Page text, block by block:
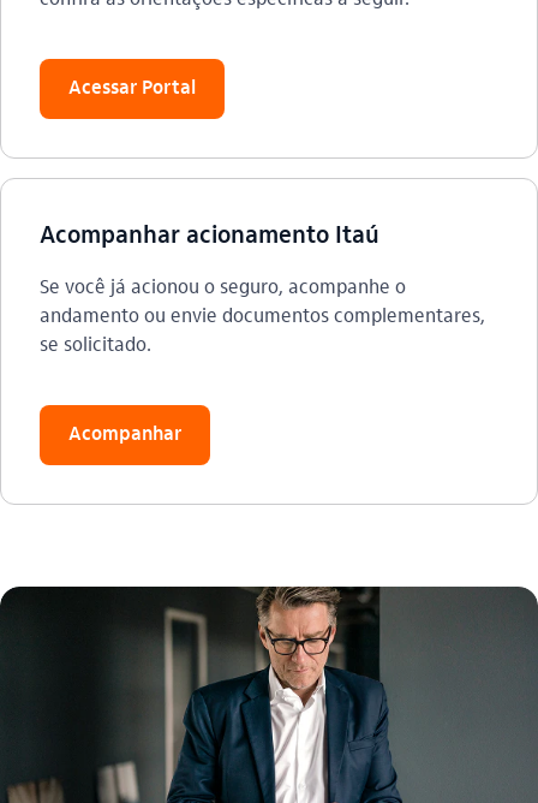
Acessar Portal
Acompanhar acionamento Itaú
Se você já acionou o seguro, acompanhe o
andamento ou envie documentos complementares,
se solicitado.
Acompanhar